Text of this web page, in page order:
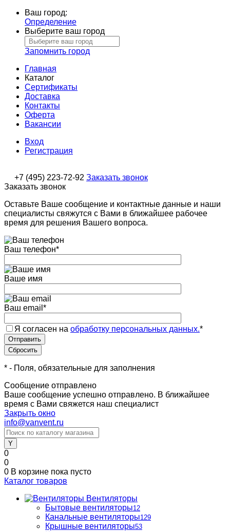
Ваш город:
Определение
Выберите ваш город
Запомнить город
Главная
Каталог
Сертификаты
Доставка
Контакты
Оферта
Вакансии
Вход
Регистрация
+7 (495) 223-72-92 Заказать звонок
Заказать звонок
Оставьте Ваше сообщение и контактные данные и наши
специалисты свяжутся с Вами в ближайшее рабочее
время для решения Вашего вопроса.
Ваш телефон*
Ваше имя
Ваш email *
Я согласен на обработку персональных данных.*
* - Поля, обязательные для заполнения
Сообщение отправлено
Ваше сообщение успешно отправлено. В ближайшее
время с Вами свяжется наш специалист
Закрыть окно
info@vanvent.ru
0
0
0 В корзине пока пусто
Каталог товаров
Вентиляторы
Бытовые вентиляторы12
Канальные вентиляторы129
Крышные вентиляторы53